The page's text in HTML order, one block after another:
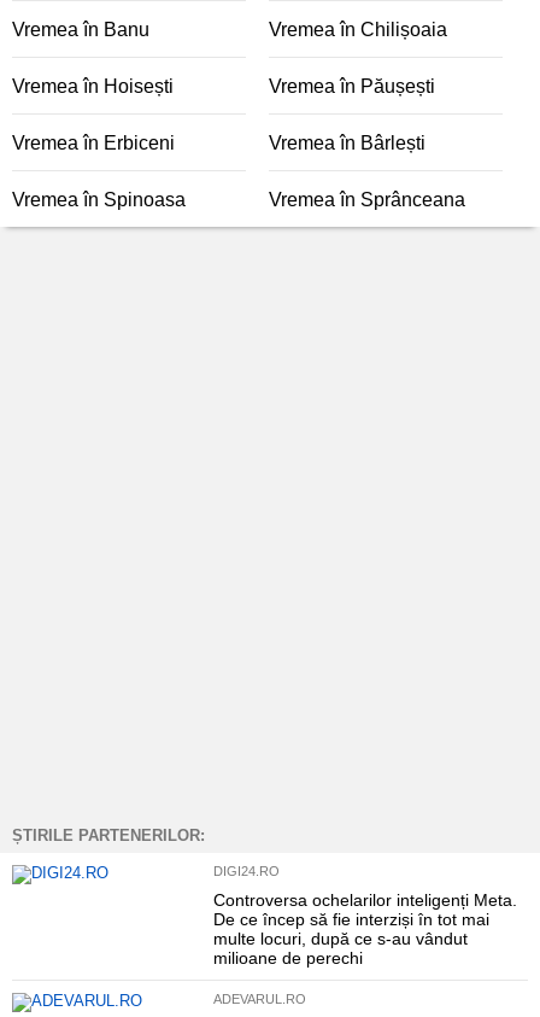
Vremea în Banu Vremea în Chilișoaia
Vremea în Hoisești Vremea în Păușești
Vremea în Erbiceni Vremea în Bârlești
Vremea în Spinoasa Vremea în Sprânceana
ȘTIRILE PARTENERILOR:
DIGI24.RO
Controversa ochelarilor inteligenți Meta.
De ce încep să fie interziși în tot mai
multe locuri, după ce s-au vândut
milioane de perechi
ADEVARUL.RO